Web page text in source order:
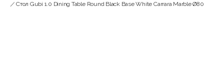
Стол Gubi 1.0 Dining Table Round Black Base White Carrara Marble Ø80